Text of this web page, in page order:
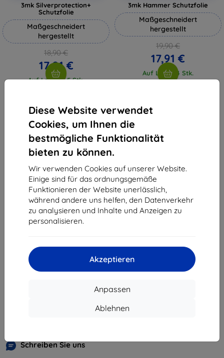
Diese Website verwendet
Cookies, um Ihnen die
bestmögliche Funktionalität
bieten zu können.
Wir verwenden Cookies auf unserer Website.
Einige sind für das ordnungsgemäße
Funktionieren der Website unerlässlich,
während andere uns helfen, den Datenverkehr
zu analysieren und Inhalte und Anzeigen zu
personalisieren.
Akzeptieren
Anpassen
Ablehnen
3mk Silverprotection+
Schutzfolie
Maßgeschneidert
hergestellt
18,90 €
17,01 €
Auf Lager > 5 Stk.
3mk Hammer Schutzfolie
Maßgeschneidert
hergestellt
19,90 €
17,91 €
Auf Lager 4 Stk.
vom ganzen
Shield-Sk s.r.o.
Unternehmens-ID:
46701494
USt-IdNr.:SK2023549671
Schreiben Sie uns